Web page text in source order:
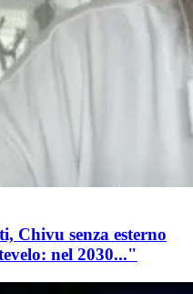
Chivu senza esterno
nel 2030..."